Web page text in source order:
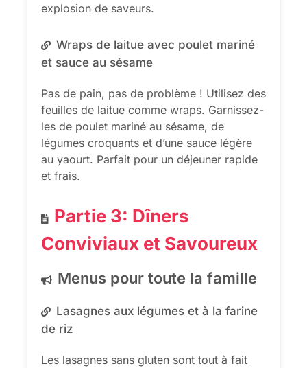
explosion de saveurs.
Wraps de laitue avec poulet mariné
et sauce au sésame
Pas de pain, pas de problème ! Utilisez des
feuilles de laitue comme wraps. Garnissez-
les de poulet mariné au sésame, de
légumes croquants et d’une sauce légère
au yaourt. Parfait pour un déjeuner rapide
et frais.
Partie 3: Dîners
Conviviaux et Savoureux
Menus pour toute la famille
Lasagnes aux légumes et à la farine
de riz
Les lasagnes sans gluten sont tout à fait